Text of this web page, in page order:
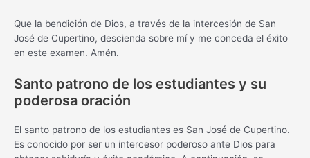
Que la bendición de Dios, a través de la intercesión de San
José de Cupertino, descienda sobre mí y me conceda el éxito
en este examen. Amén.
Santo patrono de los estudiantes y su
poderosa oración
El santo patrono de los estudiantes es San José de Cupertino.
Es conocido por ser un intercesor poderoso ante Dios para